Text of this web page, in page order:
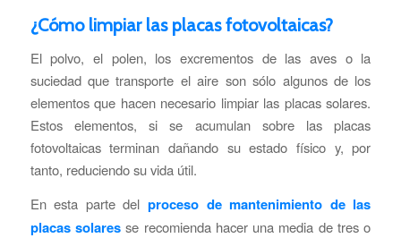
¿Cómo limpiar las placas fotovoltaicas?
El polvo, el polen, los excrementos de las aves o la
suciedad que transporte el aire son sólo algunos de los
elementos que hacen necesario limpiar las placas solares.
Estos elementos, si se acumulan sobre las placas
fotovoltaicas terminan dañando su estado físico y, por
tanto, reduciendo su vida útil.
En esta parte del proceso de mantenimiento de las
placas solaresse recomienda hacer una media de tres o